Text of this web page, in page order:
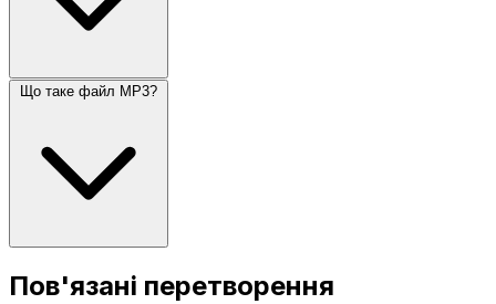
Що таке файл MP3?
Пов'язані перетворення